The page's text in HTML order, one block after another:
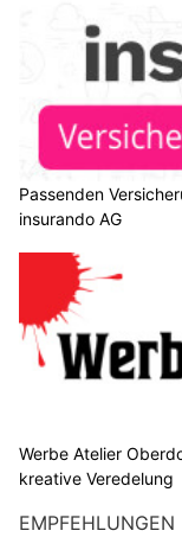
Passenden
insurando AG
Werbe Atelier
kreative Veredelung
EMPFEHLUNGEN